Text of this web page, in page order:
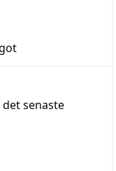
senaste